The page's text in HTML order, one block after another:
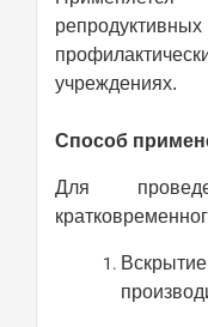
учреждениях.
Способ
Для